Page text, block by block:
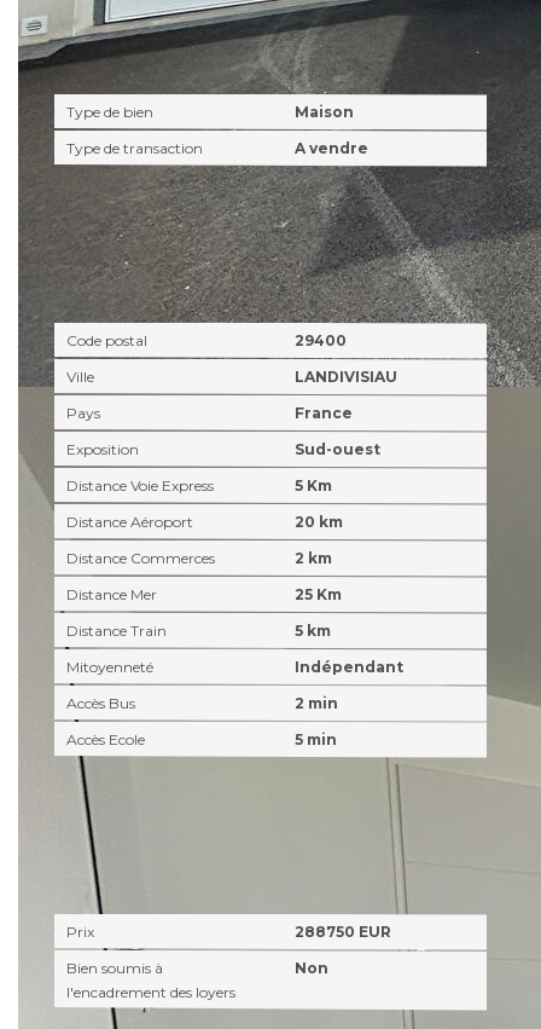
Général
Type de bien
Maison
Type de transaction
A vendre
Localisation
Code postal
29400
Ville
LANDIVISIAU
Pays
France
Exposition
Sud-ouest
Distance Voie Express
5 Km
Distance Aéroport
20 km
Distance Commerces
2 km
Distance Mer
25 Km
Distance Train
5 km
Mitoyenneté
Indépendant
Accès Bus
2 min
Accès Ecole
5 min
Aspects financiers
Prix
288750 EUR
Bien soumis à
l'encadrement des loyers
Non